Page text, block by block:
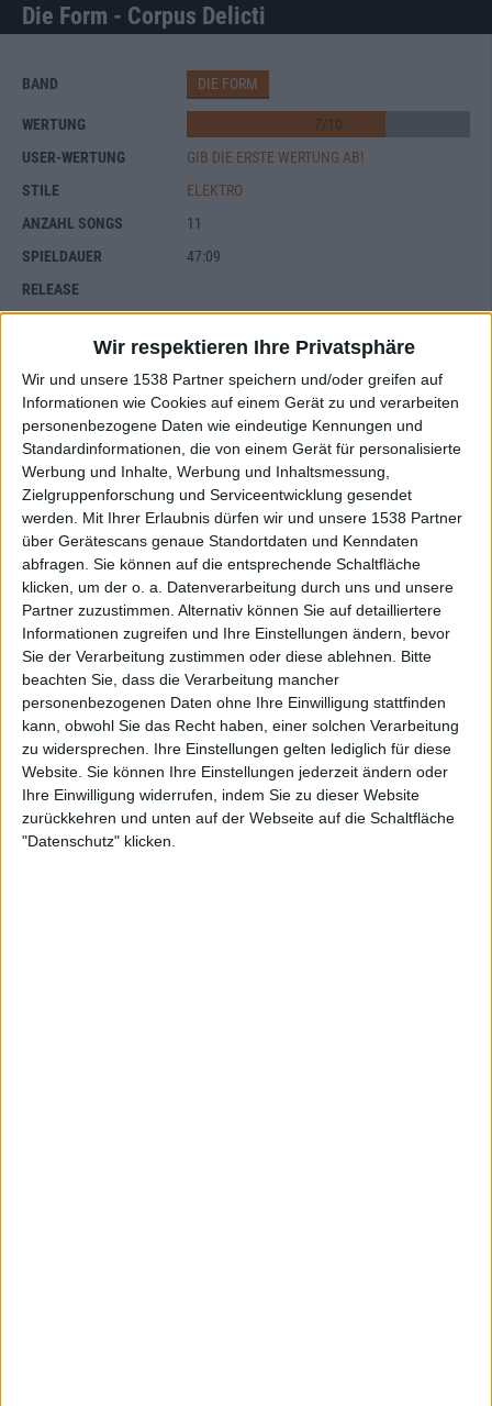
Wir respektieren Ihre Privatsphäre
Wir und unsere 1538 Partner speichern und/oder greifen auf
Informationen wie Cookies auf einem Gerät zu und verarbeiten
personenbezogene Daten wie eindeutige Kennungen und
Standardinformationen, die von einem Gerät für personalisierte
Werbung und Inhalte, Werbung und Inhaltsmessung,
Zielgruppenforschung und Serviceentwicklung gesendet
werden.
Mit Ihrer Erlaubnis dürfen wir und unsere 1538 Partner
über Gerätescans genaue Standortdaten und Kenndaten
abfragen. Sie können auf die entsprechende Schaltfläche
klicken, um der o. a. Datenverarbeitung durch uns und unsere
Partner zuzustimmen. Alternativ können Sie auf detailliertere
Informationen zugreifen und Ihre Einstellungen ändern, bevor
Sie der Verarbeitung zustimmen oder diese ablehnen.
Bitte
beachten Sie, dass die Verarbeitung mancher
personenbezogenen Daten ohne Ihre Einwilligung stattfinden
kann, obwohl Sie das Recht haben, einer solchen Verarbeitung
zu widersprechen. Ihre Einstellungen gelten lediglich für diese
Website. Sie können Ihre Einstellungen jederzeit ändern oder
Ihre Einwilligung widerrufen, indem Sie zu dieser Website
zurückkehren und unten auf der Webseite auf die Schaltfläche
"Datenschutz" klicken.
Die Form - Corpus Delicti
BAND DIE FORM
WERTUNG 7/10
USER-WERTUNG
GIB DIE ERSTE WERTUNG AB!
STILE
ELEKTRO
ANZAHL SONGS
11
SPIELDAUER
47:09
RELEASE
Interessante Alben finden